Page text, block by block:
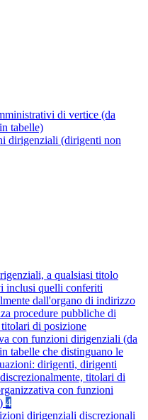
di vertice (da
tabelle)
dirigenziali (dirigenti non
a qualsiasi titolo
inclusi quelli conferiti
dall'organo di indirizzo
procedure pubbliche di
titolari di posizione
con funzioni dirigenziali (da
tabelle che distinguano le
dirigenti, dirigenti
titolari di
con funzioni
4
dirigenziali discrezionali